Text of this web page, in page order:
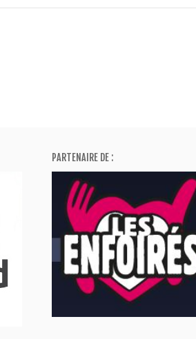
PARTENAIRE DE :